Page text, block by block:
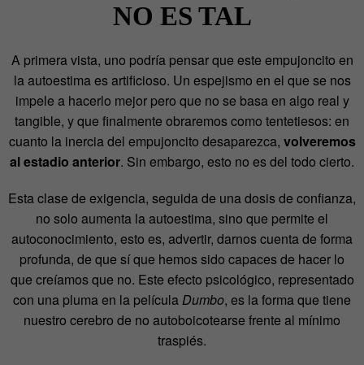
NO ES TAL
A primera vista, uno podría pensar que este empujoncito en
la autoestima es artificioso. Un espejismo en el que se nos
impele a hacerlo mejor pero que no se basa en algo real y
tangible, y que finalmente obraremos como tentetiesos: en
cuanto la inercia del empujoncito desaparezca, volveremos
al estadio anterior. Sin embargo, esto no es del todo cierto.
Esta clase de exigencia, seguida de una dosis de confianza,
no solo aumenta la autoestima, sino que permite el
autoconocimiento, esto es, advertir, darnos cuenta de forma
profunda, de que sí que hemos sido capaces de hacer lo
que creíamos que no. Este efecto psicológico, representado
con una pluma en la películaDumbo, es la forma que tiene
nuestro cerebro de no autoboicotearse frente al mínimo
traspiés.